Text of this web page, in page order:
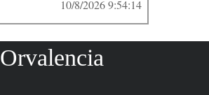
10/8/2026 9:54:14
Orvalencia